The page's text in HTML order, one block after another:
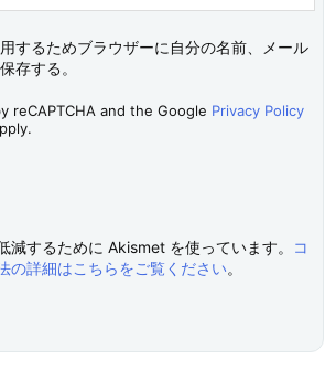
するためブラウザーに自分の名前、メール
存する。
reCAPTCHA and the Google Privacy Policy
減するために Akismet を使っています。
コ
の詳細はこちらをご覧ください。